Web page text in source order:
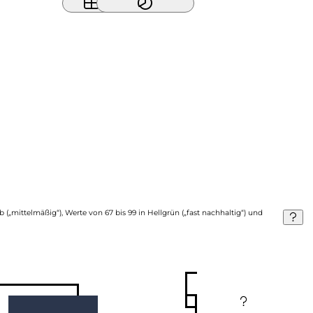
Werte von 67 bis 99 in Hellgrün („fast nachhaltig“) und